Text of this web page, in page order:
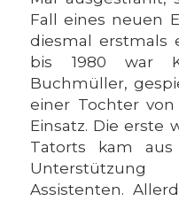
Fall eines neuen
diesmal erstmals
bis 1980 war
Buchmüller,
einer Tochter
Einsatz. Die erste
Tatorts kam
Assistenten.